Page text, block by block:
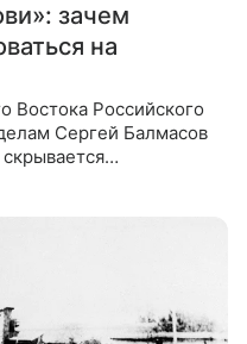
зачем
на
Востока Российского
Сергей Балмасов